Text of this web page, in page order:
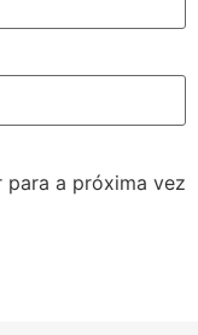
para a próxima vez